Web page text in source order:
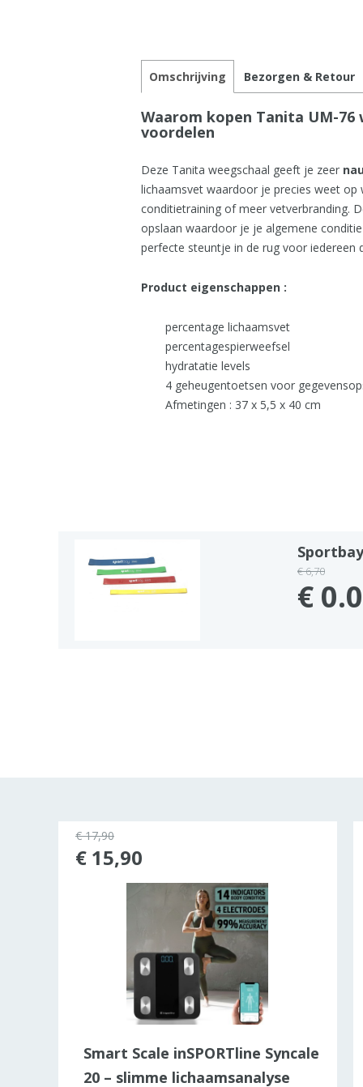
Omschrijving Bezorgen & Retour
Waarom kopen Tanita UM-76
voordelen
Deze Tanita weegschaal geeft je zeer
lichaamsvet waardoor je precies weet
conditietraining of meer vetverbranding.
opslaan waardoor je je algemene
perfecte steuntje in de rug voor iedereen
Product eigenschappen :
percentage lichaamsvet
percentagespierweefsel
hydratatie levels
4 geheugentoetsen voor
Afmetingen : 37 x 5,5 x 40 cm
€ 6,70
€
Smart Scale inSPORTline Syncale
20 – slimme lichaamsanalyse
€ 17,90
€ 15,90